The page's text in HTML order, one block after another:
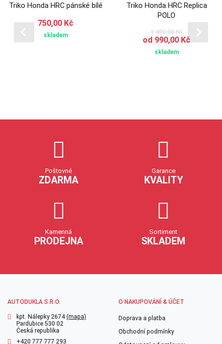
Triko Honda HRC pánské bílé
750,00 Kč
skladem
Triko Honda HRC Replica
POLO
1 490,00 Kč
od 990,00 Kč
skladem
Poštovné
ZDARMA
Garance
KVALITY
Kamenná
PRODEJNA
Sortiment
SKLADEM
AUTODUKLA S.R.O.
kpt. Nálepky 2674(mapa)
Pardubice 530 02
Česká republika
+420 777 777 293
O NAKUPOVÁNÍ & ÚČET
Doprava a platba
Obchodní podmínky